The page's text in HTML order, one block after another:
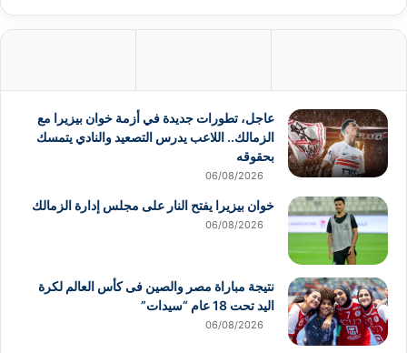
عاجل، تطورات جديدة في أزمة خوان بيزيرا مع
الزمالك.. اللاعب يدرس التصعيد والنادي يتمسك
بحقوقه
06/08/2026
خوان بيزيرا يفتح النار على مجلس إدارة الزمالك
06/08/2026
نتيجة مباراة مصر والصين فى كأس العالم لكرة
اليد تحت 18 عام “سيدات”
06/08/2026